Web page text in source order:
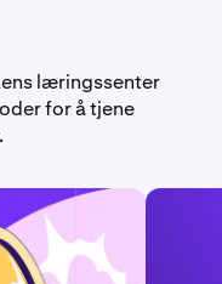
læringssenter
for å tjene